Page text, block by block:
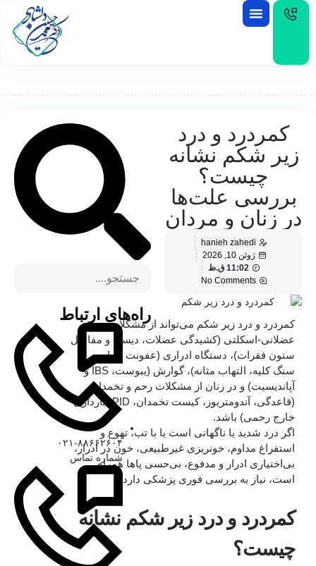
EN
کمردرد و درد
زیر شکم نشانه
چیست؟
بررسی علت‌ها
در زنان و مردان
hanieh zahedi
ژوئن 10, 2026
11:02 ق.ظ
No Comments
کمردرد و درد زیر شکم می‌تواند از مشکلات
عضلانی-اسکلتی (کشیدگی عضلات، دیسک و مفاصل
ستون فقرات)، دستگاه ادراری (عفونت ادراری،
سنگ کلیه، التهاب مثانه)، گوارش (یبوست، IBS و
آپاندیسیت) و در زنان از مشکلات رحم و تخمدان
(قاعدگی، آندومتریوز، کیست تخمدان، PID، بارداری
خارج رحمی) باشد.
اگر درد شدید یا ناگهانی است یا با تب، تهوع و
استفراغ مداوم، خونریزی غیرطبیعی، خون در ادرار،
بی‌اختیاری ادرار و مدفوع، بی‌حسی پاها همراه
است، نیاز به بررسی فوری پزشکی دارد.
کمردرد و درد زیر شکم نشانه
چیست؟
راه‌های ارتباط
۰۲۱-۸۸۶۶۲۶۰۴
شماره تماس